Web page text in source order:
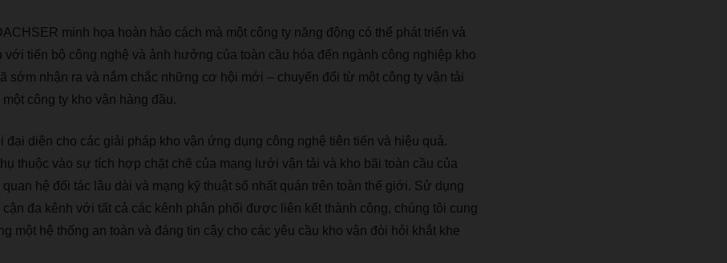
minh họa hoàn hảo cách mà một công ty năng động có thể phát triển và
tiến bộ công nghệ và ảnh hưởng của toàn cầu hóa đến ngành công nghiệp kho
sớm nhận ra và nắm chắc những cơ hội mới – chuyển đổi từ một công ty vận tải
công ty kho vận hàng đầu.
đại diện cho các giải pháp kho vận ứng dụng công nghệ tiên tiến và hiệu quả.
thuộc vào sự tích hợp chặt chẽ của mạng lưới vận tải và kho bãi toàn cầu của
hệ đối tác lâu dài và mạng kỹ thuật số nhất quán trên toàn thế giới. Sử dụng
đa kênh với tất cả các kênh phân phối được liên kết thành công, chúng tôi cung
một hệ thống an toàn và đáng tin cậy cho các yêu cầu kho vận đòi hỏi khắt khe